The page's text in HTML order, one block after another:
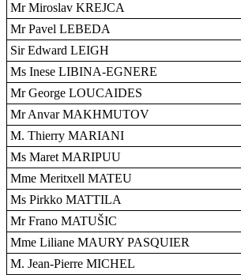
Mr Miroslav KREJCA
Mr Pavel LEBEDA
Sir Edward LEIGH
Ms Inese LIBINA-EGNERE
Mr George LOUCAIDES
Mr Anvar MAKHMUTOV
M. Thierry MARIANI
Ms Maret MARIPUU
Mme Meritxell MATEU
Ms Pirkko MATTILA
Mr Frano MATUŠIC
Mme Liliane MAURY PASQUIER
M. Jean-Pierre MICHEL